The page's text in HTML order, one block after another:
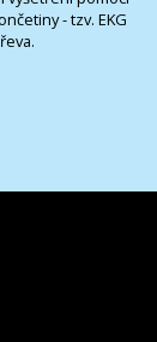
- tzv. EKG